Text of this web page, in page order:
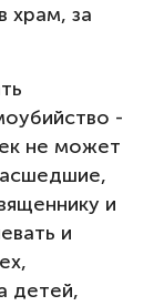
храм, за
-
не может
и
и
детей,